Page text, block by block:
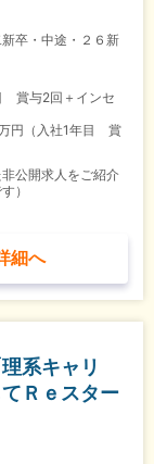
卒・中途・２６新
賞与2回＋インセ
円（入社1年目 賞
公開求人をご紹介
）
細へ
系キャリ
Ｒｅスター